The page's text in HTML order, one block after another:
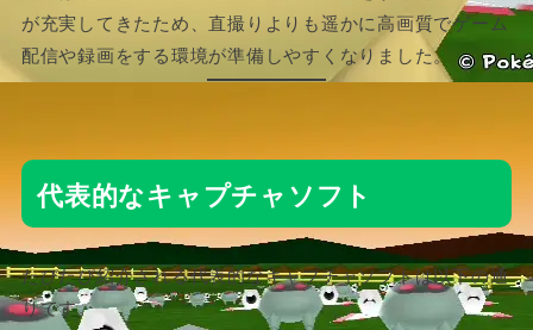
が充実してきたため、直撮りよりも遥かに高画質でゲーム
配信や録画をする環境が準備しやすくなりました。
代表的なキャプチャソフト
たびたび紹介される代表的なキャプチャソフトは以下の通
りです。